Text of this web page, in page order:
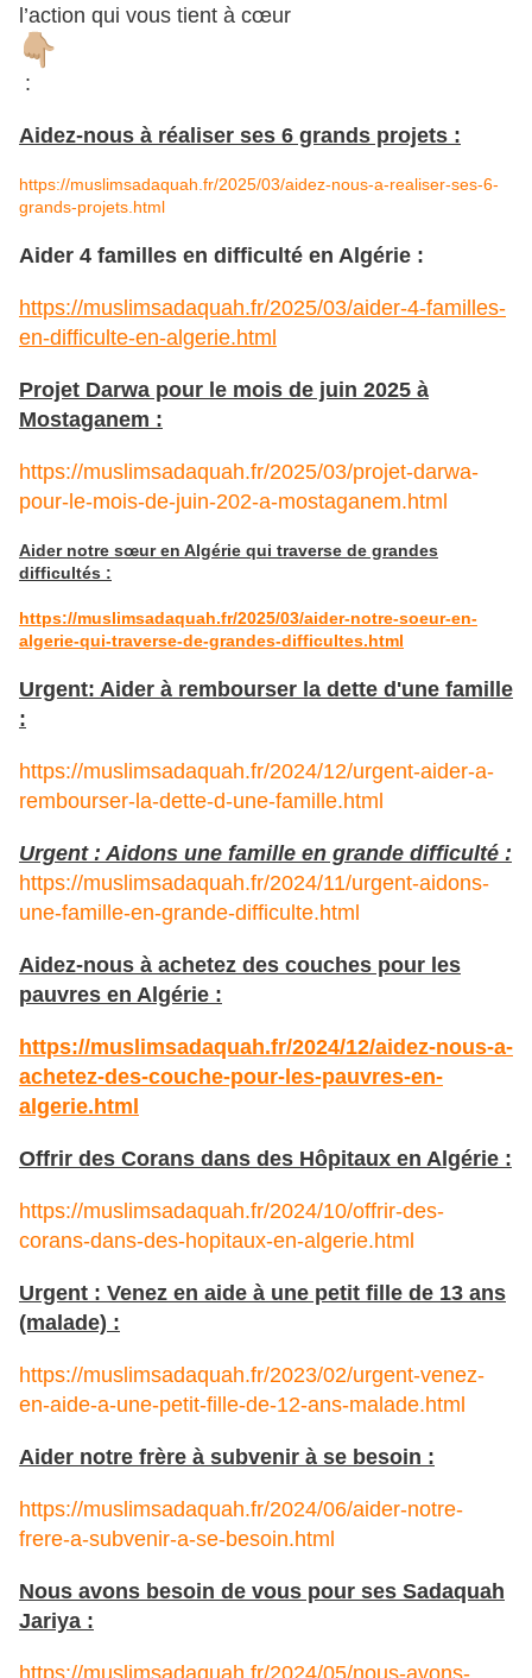
l’action qui vous tient à cœur
:
Aidez-nous à réaliser ses 6 grands projets :
https://muslimsadaquah.fr/2025/03/aidez-nous-a-realiser-ses-6-
grands-projets.html
Aider 4 familles en difficulté en Algérie :
https://muslimsadaquah.fr/2025/03/aider-4-familles-
en-difficulte-en-algerie.html
Projet Darwa pour le mois de juin 2025 à
Mostaganem :
https://muslimsadaquah.fr/2025/03/projet-darwa-
pour-le-mois-de-juin-202-a-mostaganem.html
Aider notre sœur en Algérie qui traverse de grandes
difficultés :
https://muslimsadaquah.fr/2025/03/aider-notre-soeur-en-
algerie-qui-traverse-de-grandes-difficultes.html
Urgent: Aider à rembourser la dette d'une famille
:
https://muslimsadaquah.fr/2024/12/urgent-aider-a-
rembourser-la-dette-d-une-famille.html
Urgent : Aidons une famille en grande difficulté :
https://muslimsadaquah.fr/2024/11/urgent-aidons-
une-famille-en-grande-difficulte.html
Aidez-nous à achetez des couches pour les
pauvres en Algérie :
https://muslimsadaquah.fr/2024/12/aidez-nous-a-
achetez-des-couche-pour-les-pauvres-en-
algerie.html
Offrir des Corans dans des Hôpitaux en Algérie :
https://muslimsadaquah.fr/2024/10/offrir-des-
corans-dans-des-hopitaux-en-algerie.html
Urgent : Venez en aide à une petit fille de 13 ans
(malade) :
https://muslimsadaquah.fr/2023/02/urgent-venez-
en-aide-a-une-petit-fille-de-12-ans-malade.html
Aider notre frère à subvenir à se besoin :
https://muslimsadaquah.fr/2024/06/aider-notre-
frere-a-subvenir-a-se-besoin.html
Nous avons besoin de vous pour ses Sadaquah
Jariya :